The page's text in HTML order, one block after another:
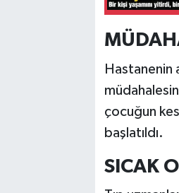
Hastanenin
çocuğun
başlatıldı.
SICAK